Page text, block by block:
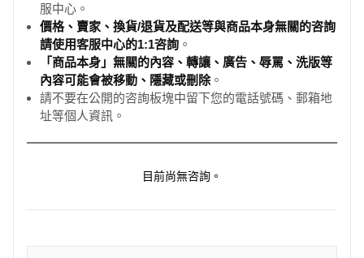
服中心。
價格、賣家、換貨/退貨及配送等與商品本身無關的咨詢
請使用客服中心的1:1咨詢 。
「商品本身」無關的內容、轉讓、廣告、辱罵、洗版等
內容可能會被移動、隱藏或刪除。
請不要在公開的咨詢板塊中留下您的電話號碼、郵箱地
址等個人資訊。
目前尚無咨詢。